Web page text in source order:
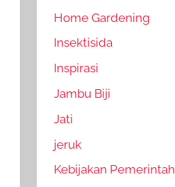
Home Gardening
Insektisida
Inspirasi
Jambu Biji
Jati
jeruk
Kebijakan Pemerintah